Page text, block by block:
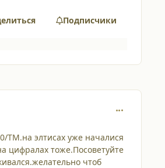
Подписчики
ТМ.на элтисах уже началися
цифралах тоже.Посоветуйте
чтоб